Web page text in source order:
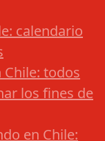
calendario
Chile: todos
los fines de
en Chile: